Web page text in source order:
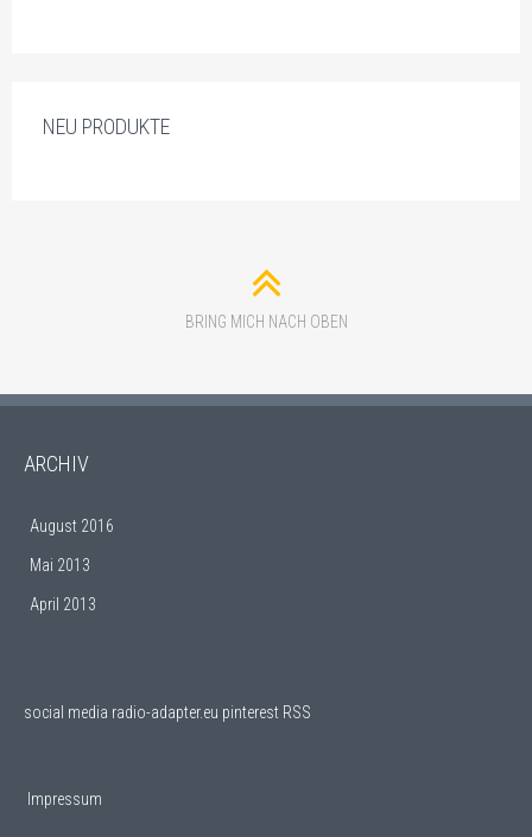
NEU PRODUKTE
BRING MICH NACH OBEN
ARCHIV
August 2016
Mai 2013
April 2013
social media radio-adapter.eu pinterest RSS
Impressum